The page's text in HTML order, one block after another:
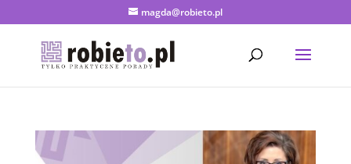
magda@robieto.pl